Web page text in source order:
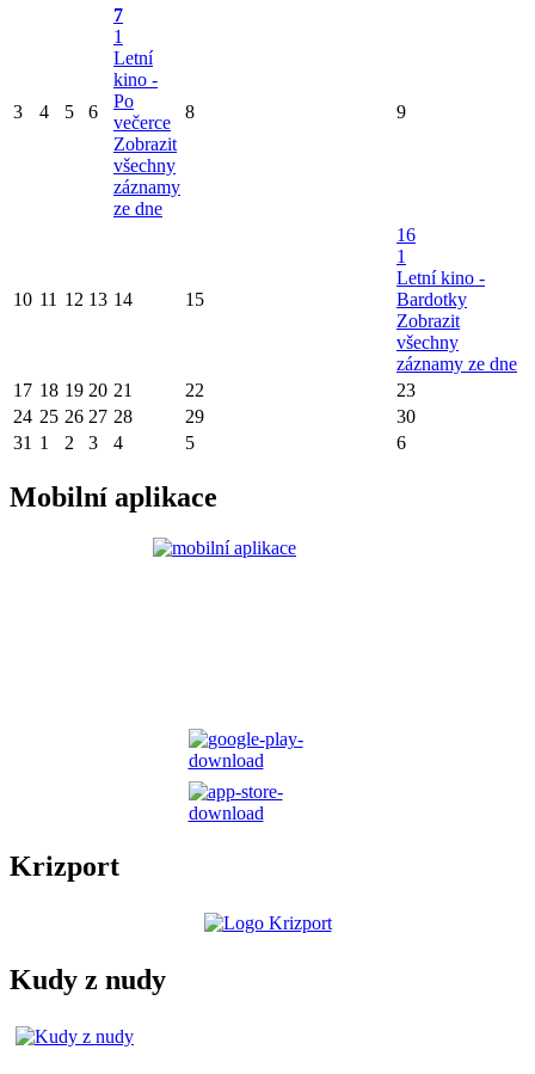
3 4 5 6
7
1
Letní
kino -
Po
večerce
Zobrazit
všechny
záznamy
ze dne
8 9
10 11 12 13 14 15
16
1
Letní kino -
Bardotky
Zobrazit
všechny
záznamy ze dne
17 18 19 20 21 22
23
24 25 26 27 28 29
30
31 1 2 3 4 5 6
Mobilní aplikace
Krizport
Kudy z nudy